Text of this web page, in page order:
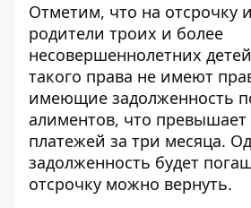
Отметим, что на отсрочку
родители троих и более
несовершеннолетних
такого права не имеют
имеющие задолженность
алиментов, что превышает
платежей за три месяца.
задолженность будет
отсрочку можно вернуть.